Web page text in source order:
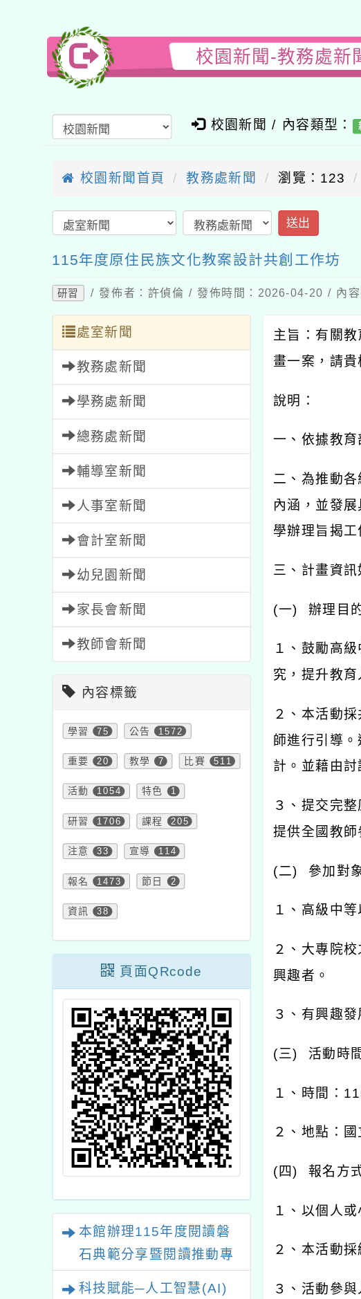
校園新聞-教務處新
校園新聞 / 內容類型：
校園新聞首頁 教務處新聞 瀏覽：123
送出
115年度原住民族文化教案設計共創工作坊
研習 / 發佈者：許偵倫 / 發佈時間：2026-04-20 / 內容
處室新聞
教務處新聞
學務處新聞
總務處新聞
輔導室新聞
人事室新聞
會計室新聞
幼兒園新聞
家長會新聞
教師會新聞
內容標籤
學習 75 公告 1572
重要 20 教學 7 比賽 511
活動 1054 特色 1
研習 1706 課程 205
注意 33 宣導 114
報名 1473 節日 2
資訊 38
頁面QRcode
本館辦理115年度閱讀磐
石典範分享暨閱讀推動專
業研習
科技賦能─人工智慧(AI)
主旨：有關
畫一案，請
說明：
一、依據教
二、為推動
內涵，並發
學辦理旨揭工
三、計畫資訊
(一) 辦理目
１、鼓勵高
究，提升教
２、本活動
師進行引導
計。並藉由
３、提交完
提供全國教師
(二) 參加對
１、高級中
２、大專院
興趣者。
３、有興趣
(三) 活動時
１、時間：
２、地點：
( 四) 報名方
１、以個人
２、本活動採
３、活動參